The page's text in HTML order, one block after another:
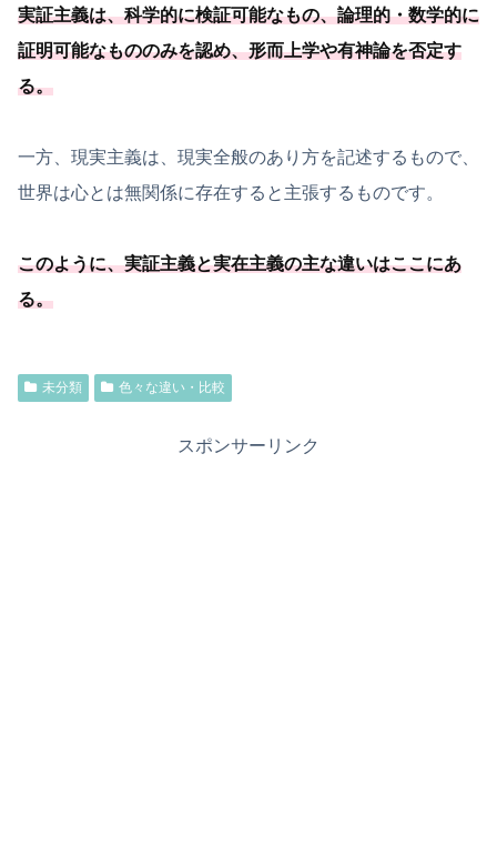
実証主義は、科学的に検証可能なもの、論理的・数学的に
証明可能なもののみを認め、形而上学や有神論を否定す
る。
一方、現実主義は、現実全般のあり方を記述するもので、
世界は心とは無関係に存在すると主張するものです。
このように、実証主義と実在主義の主な違いはここにあ
る。
未分類 色々な違い・比較
スポンサーリンク